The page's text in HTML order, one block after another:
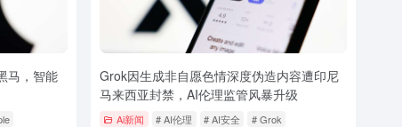
马，智能
Grok因生成非自愿色情深度伪造内容遭印尼
马来西亚封禁，AI伦理监管风暴升级
Ai新闻 # AI伦理 # AI安全 # Grok